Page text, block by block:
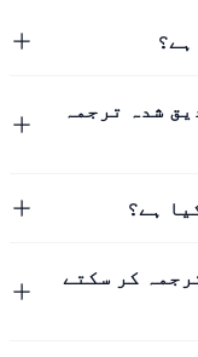
شدہ ترجمہ
کر سکتے